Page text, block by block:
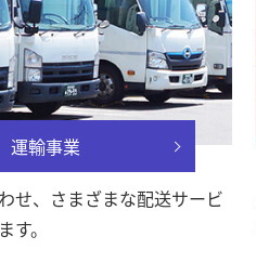
運輸事業
せ、さまざまな配送サービ
。